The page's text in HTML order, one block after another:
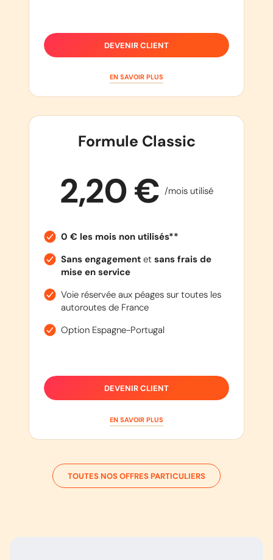
DEVENIR CLIENT
EN SAVOIR PLUS
Formule Classic
2,20 € /mois utilisé
0 € les mois non utilisés**
Sans engagementet sans frais de
mise en service
Voie réservée aux péages sur toutes les
autoroutes de France
Option Espagne-Portugal
DEVENIR CLIENT
EN SAVOIR PLUS
TOUTES NOS OFFRES PARTICULIERS